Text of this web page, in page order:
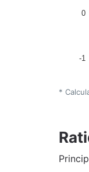
-1
0
*